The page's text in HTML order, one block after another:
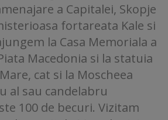
a Capitalei, Skopje
fortareata Kale si
la Casa Memoriala a
Macedonia si la statuia
cat si la Moscheea
al sau candelabru
100 de becuri. Vizitam